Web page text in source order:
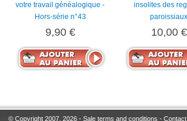
votre travail généalogique -
Hors-série n°43
9,90 €
insolites des
paroissiaux
10,00 €
© Copyright 2007, 2026 - Sale terms and conditions - Contact